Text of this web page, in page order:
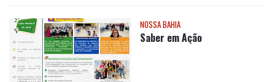
NOSSA BAHIA
Saber em Ação